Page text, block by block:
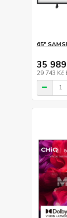
65"
35
29 743 Kč